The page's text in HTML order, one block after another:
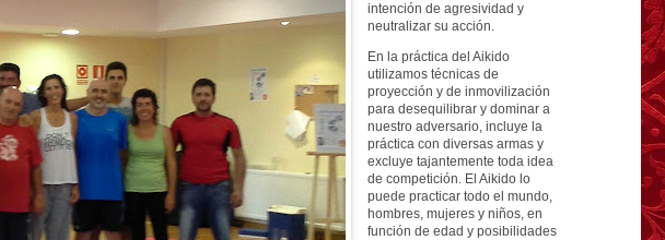
intención de agresividad y
neutralizar su acción.
En la práctica del Aikido
utilizamos técnicas de
proyección y de inmovilización
para desequilibrar y dominar a
nuestro adversario, incluye la
práctica con diversas armas y
excluye tajantemente toda idea
de competición. El Aikido lo
puede practicar todo el mundo,
hombres, mujeres y niños, en
función de edad y posibilidades